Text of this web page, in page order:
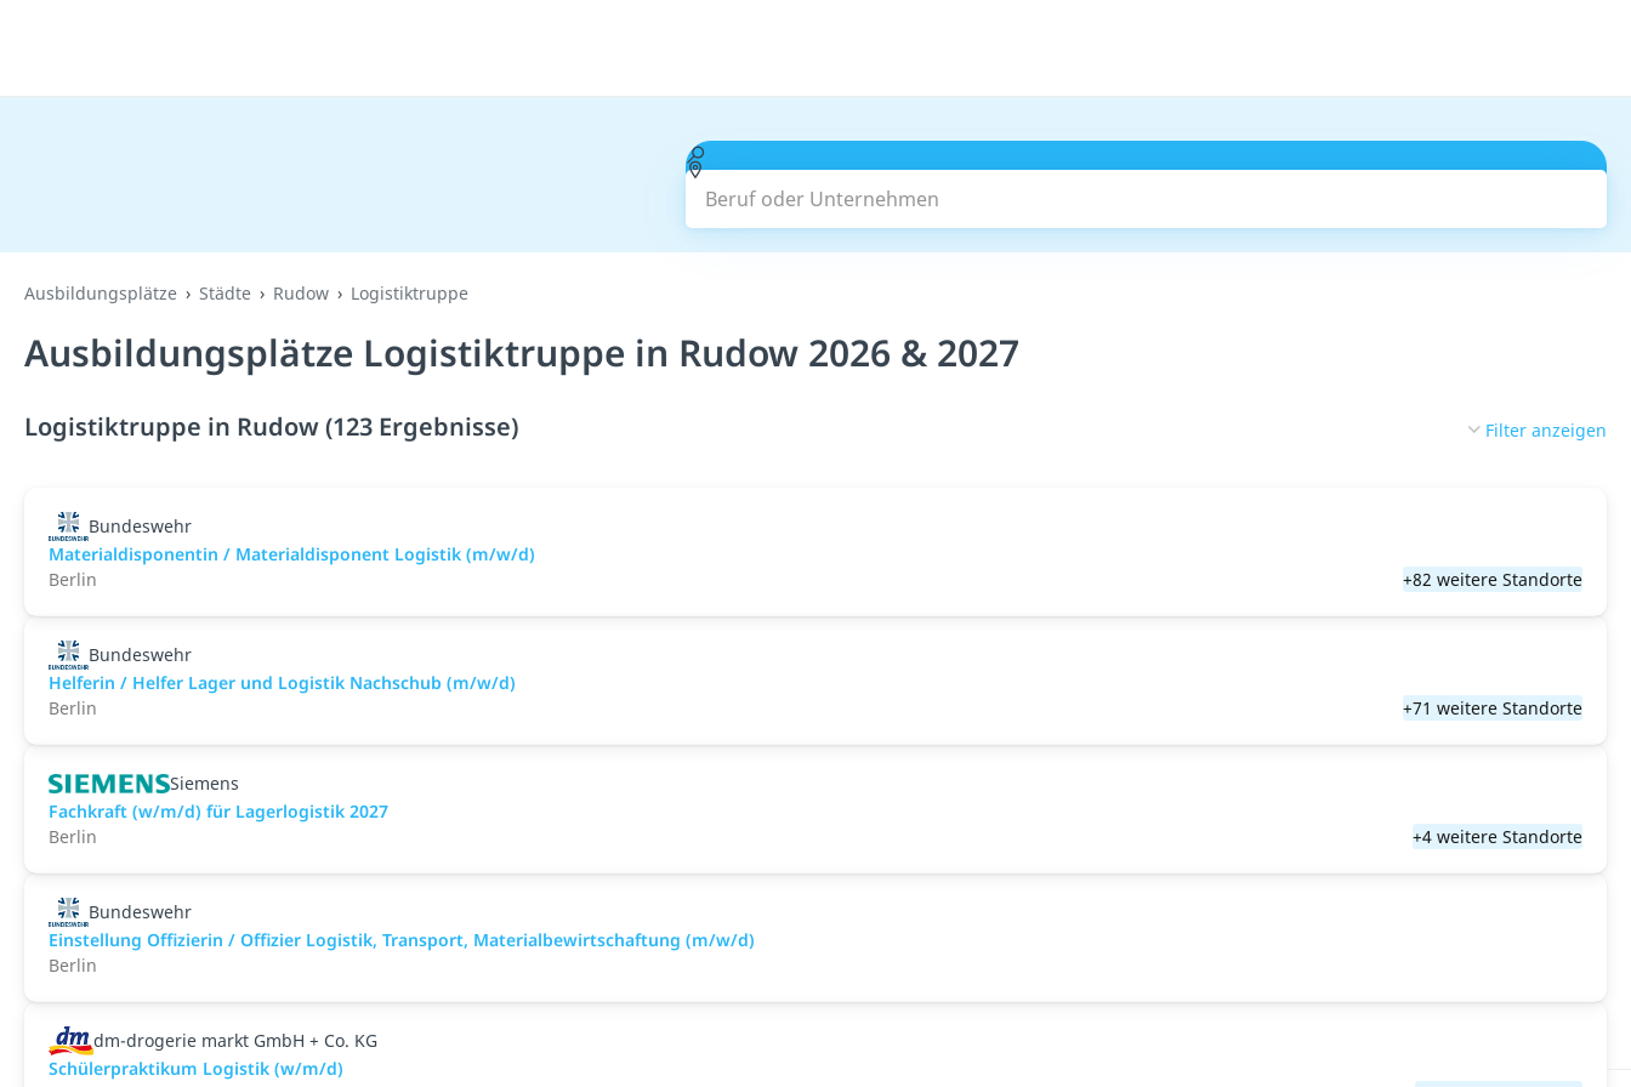
Beruf oder Unternehmen
Ausbildungsplätze Städte Rudow Logistiktruppe
Ausbildungsplätze Logistiktruppe in Rudow 2026 & 2027
Logistiktruppe in Rudow (123 Ergebnisse) Filter anzeigen
Bundeswehr
Materialdisponentin / Materialdisponent Logistik (m/w/d)
Berlin
+82 weitere Standorte
Bundeswehr
Helferin / Helfer Lager und Logistik Nachschub (m/w/d)
Berlin
+71 weitere Standorte
Siemens
Fachkraft (w/m/d) für Lagerlogistik 2027
Berlin
+4 weitere Standorte
Bundeswehr
Einstellung Offizierin / Offizier Logistik, Transport, Materialbewirtschaftung (m/w/d)
Berlin
dm-drogerie markt GmbH + Co. KG
Schülerpraktikum Logistik (w/m/d)